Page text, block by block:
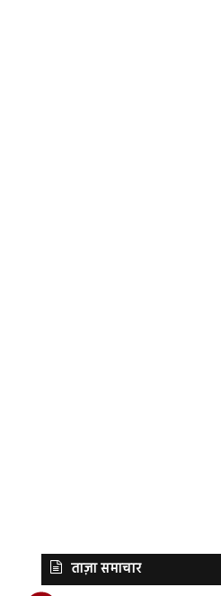
ताज़ा समाचार